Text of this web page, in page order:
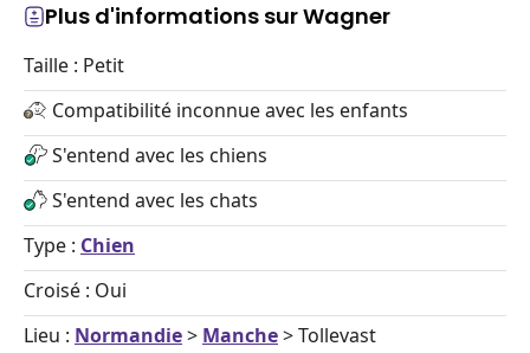
Plus d'informations sur Wagner
Taille : Petit
Compatibilité inconnue avec les enfants
S'entend avec les chiens
S'entend avec les chats
Type : Chien
Croisé : Oui
Lieu : Normandie> Manche> Tollevast